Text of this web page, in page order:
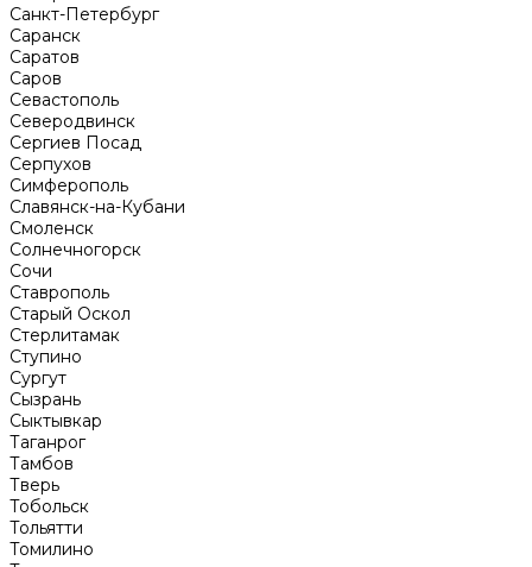
Санкт-Петербург
Саранск
Саратов
Саров
Севастополь
Северодвинск
Сергиев Посад
Серпухов
Симферополь
Славянск-на-Кубани
Смоленск
Солнечногорск
Сочи
Ставрополь
Старый Оскол
Стерлитамак
Ступино
Сургут
Сызрань
Сыктывкар
Таганрог
Тамбов
Тверь
Тобольск
Тольятти
Томилино